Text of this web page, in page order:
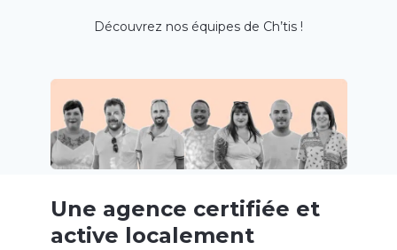
Découvrez nos équipes de Ch’tis !
Une agence certifiée et
active localement